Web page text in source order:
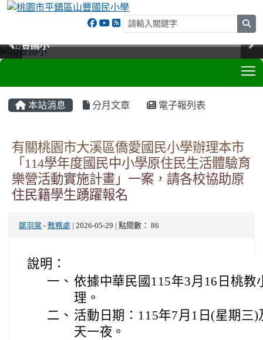
山豐國小
山豐國小
山豐國小
山豐國小
本站消息 分月文章 電子報列表
有關桃園市大溪區僑愛國民小學辦理本市
「114學年度國民中小學原住民生活體驗育
樂營活動實施計畫」一案，請各校協助原
住民籍學生踴躍報名
鄭羽棠 - 教務處 | 2026-05-29 | 點閱數： 86
說明：
一、 依據中華民國115年3月16日桃教
理。
二、 活動日期：115年7月1日(星期三
天一夜。